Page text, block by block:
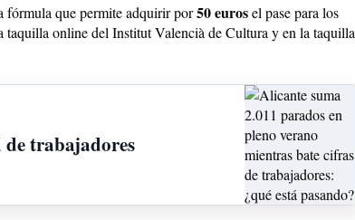
fórmula que permite adquirir por50 eurosel pase para los
taquilla online del Institut Valencià de Cultura y en la taquilla
de trabajadores